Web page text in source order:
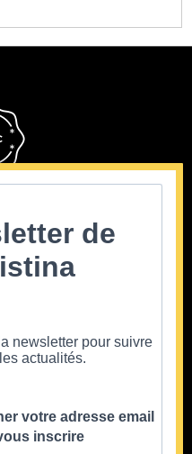
Team Building
Formations
de
newsletter pour suivre
actualités.
votre adresse email
inscrire